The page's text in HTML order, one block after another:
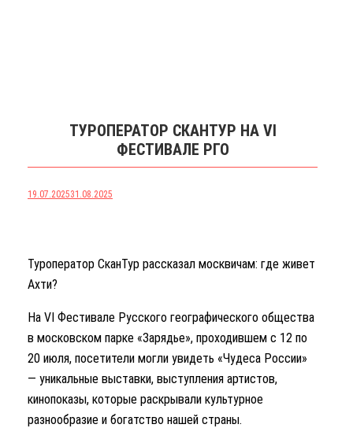
ТУРОПЕРАТОР СКАНТУР НА VI
ФЕСТИВАЛЕ РГО
19.07.202531.08.2025
Туроператор СканТур рассказал москвичам: где живет
Ахти?
На VI Фестивале Русского географического общества
в московском парке «Зарядье», проходившем с 12 по
20 июля, посетители могли увидеть «Чудеса России»
— уникальные выставки, выступления артистов,
кинопоказы, которые раскрывали культурное
разнообразие и богатство нашей страны.